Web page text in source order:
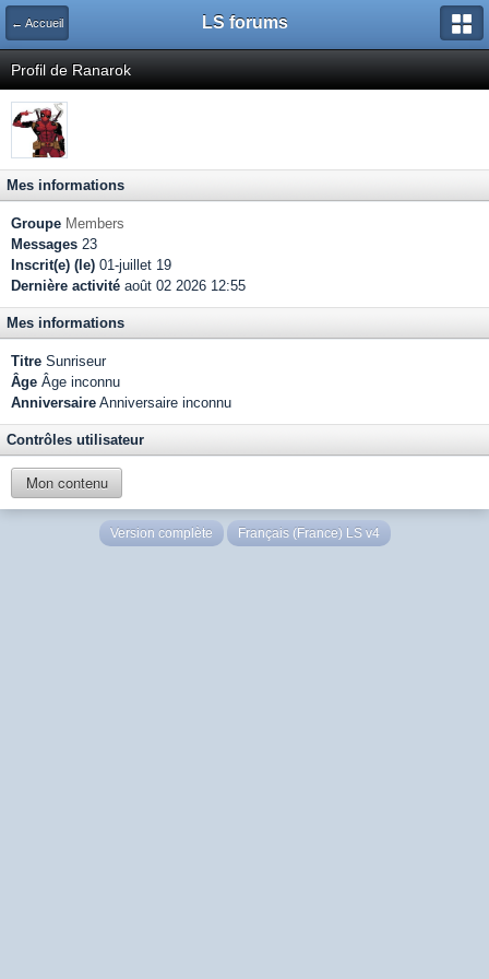
← Accueil LS forums
Profil de Ranarok
Mes informations
Groupe Members
Messages 23
Inscrit(e) (le) 01-juillet 19
Dernière activité août 02 2026 12:55
Mes informations
Titre Sunriseur
Âge Âge inconnu
Anniversaire Anniversaire inconnu
Contrôles utilisateur
Mon contenu
Version complète Français (France) LS v4